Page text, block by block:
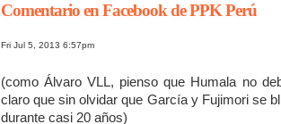
Comentario en Facebook de PPK Perú
Fri Jul 5, 2013 6:57pm
(como Álvaro VLL, pienso que Humala no
claro que sin olvidar que García y Fujimori se
durante casi 20 años)